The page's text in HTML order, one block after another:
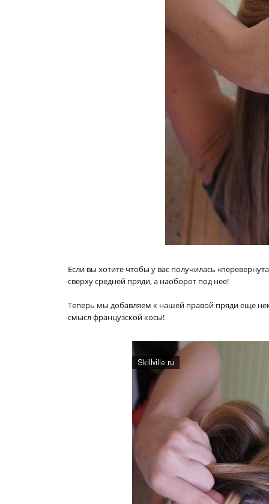
Если вы хотите чтобы у вас получилась
сверху средней пряди, а наоборот под нее!
Теперь мы добавляем к нашей правой пряди еще
смысл французской косы!